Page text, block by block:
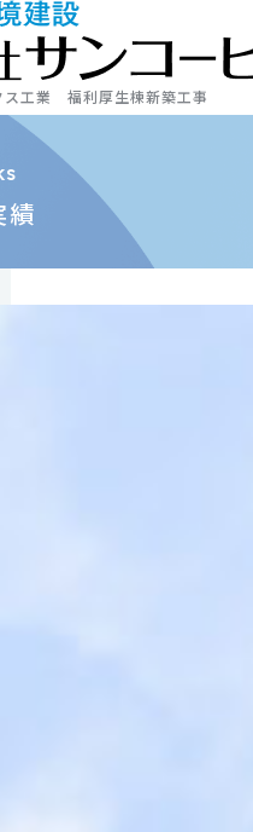
ス工業 福利厚生棟新築工事
績